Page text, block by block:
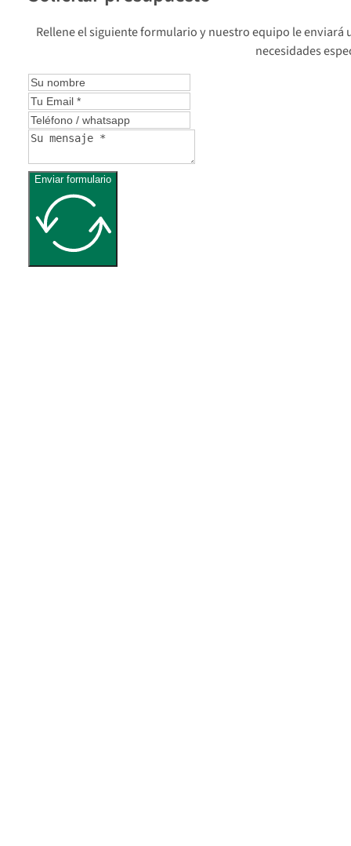
Rellene el siguiente formulario y nuestro equipo le
necesidades
Enviar formulario